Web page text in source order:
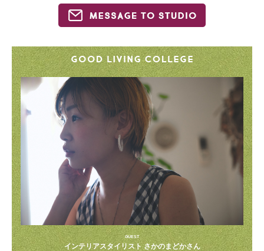
GUEST
インテリアスタイリスト さかのまどかさん